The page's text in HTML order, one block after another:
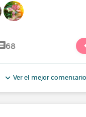
68
Ver el mejor comentario